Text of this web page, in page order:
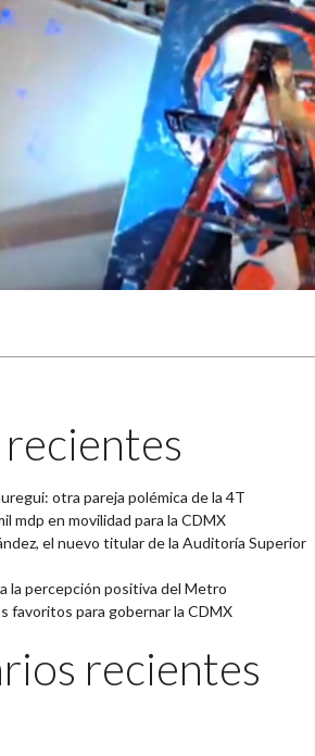
otra pareja polémica de la 4T
mdp en movilidad para la CDMX
el nuevo titular de la Auditoría Superior
la percepción positiva del Metro
favoritos para gobernar la CDMX
recientes